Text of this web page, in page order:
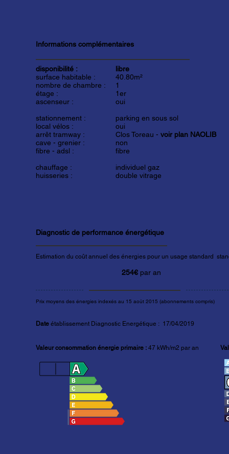
Informations complémentaires
disponibilité :
surface habitable :
nombre de chambre :
étage :
ascenseur :
stationnement :
local vélos :
arrêt tramway :
cave - grenier :
fibre - adsl :
chauffage :
huisseries :
libre
40.80m²
1
1er
oui
parking en sous sol
oui
Clos Toreau - voir plan NAOLIB
non
fibre
individuel gaz
double vitrage
Diagnostic de performance énergétique
Estimation du coût annuel des énergies pour un usage standard
254€ par an
Prix moyens des énergies indexés au 15 août 2015 (abonnements compris)
Date établissement Diagnostic Energétique : 17/04/2019
Valeur consommation énergie primaire : 47 kWh/m2 par an